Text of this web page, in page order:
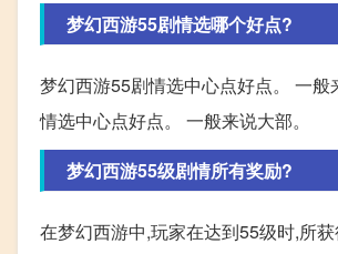
梦幻西游55剧情选哪个好点?
梦幻西游55剧情选中心点好点。 一
情选中心点好点。 一般来说大部。
梦幻西游55级剧情所有奖励?
在梦幻西游中,玩家在达到55级时,所